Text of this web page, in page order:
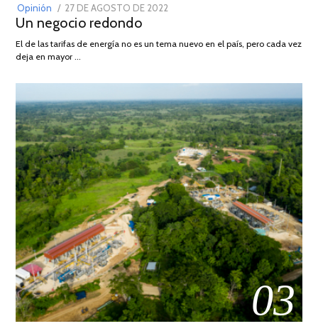
Opinión
POSTED
ON
27 DE AGOSTO DE 2022
DE
Un negocio redondo
El de las tarifas de energía no es un tema nuevo en el país, pero cada vez
deja en mayor …
03